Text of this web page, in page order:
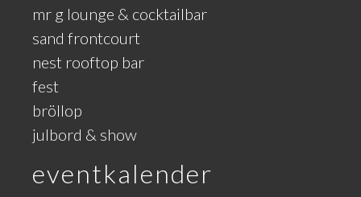
mr g lounge & cocktailbar
sand frontcourt
nest rooftop bar
fest
bröllop
julbord & show
eventkalender